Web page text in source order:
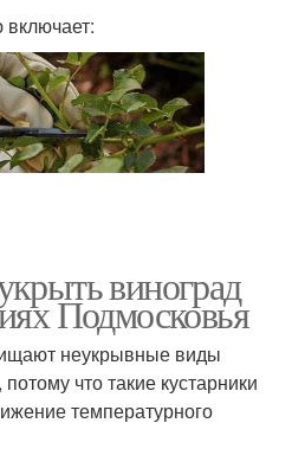
включает:
виноград
Подмосковья
неукрывные виды
что такие кустарники
температурного